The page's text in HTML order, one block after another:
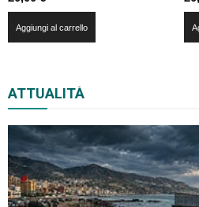
Aggiungi al carrello
ATTUALITÀ